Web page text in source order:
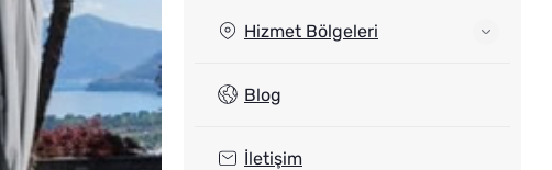
Hizmet Bölgeleri
Blog
İletişim